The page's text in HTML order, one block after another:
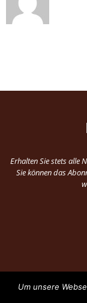
Erhalten Sie stets alle
Sie können das
Um unsere